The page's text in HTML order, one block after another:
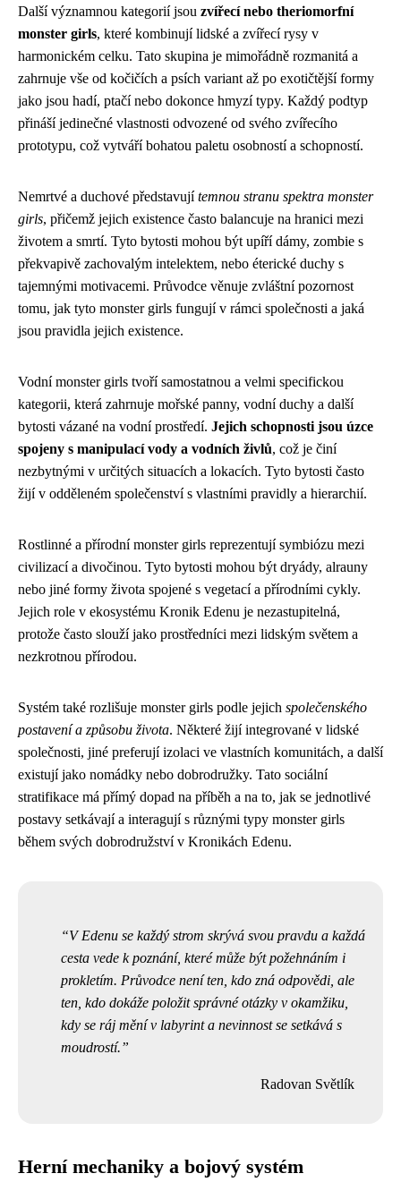
Další významnou kategorií jsou zvířecí nebo theriomorfní
monster girls, které kombinují lidské a zvířecí rysy v
harmonickém celku. Tato skupina je mimořádně rozmanitá a
zahrnuje vše od kočičích a psích variant až po exotičtější formy
jako jsou hadí, ptačí nebo dokonce hmyzí typy. Každý podtyp
přináší jedinečné vlastnosti odvozené od svého zvířecího
prototypu, což vytváří bohatou paletu osobností a schopností.
Nemrtvé a duchové představujítemnou stranu spektra monster
girls, přičemž jejich existence často balancuje na hranici mezi
životem a smrtí. Tyto bytosti mohou být upíří dámy, zombie s
překvapivě zachovalým intelektem, nebo éterické duchy s
tajemnými motivacemi. Průvodce věnuje zvláštní pozornost
tomu, jak tyto monster girls fungují v rámci společnosti a jaká
jsou pravidla jejich existence.
Vodní monster girls tvoří samostatnou a velmi specifickou
kategorii, která zahrnuje mořské panny, vodní duchy a další
bytosti vázané na vodní prostředí. Jejich schopnosti jsou úzce
spojeny s manipulací vody a vodních živlů, což je činí
nezbytnými v určitých situacích a lokacích. Tyto bytosti často
žijí v odděleném společenství s vlastními pravidly a hierarchií.
Rostlinné a přírodní monster girls reprezentují symbiózu mezi
civilizací a divočinou. Tyto bytosti mohou být dryády, alrauny
nebo jiné formy života spojené s vegetací a přírodními cykly.
Jejich role v ekosystému Kronik Edenu je nezastupitelná,
protože často slouží jako prostředníci mezi lidským světem a
nezkrotnou přírodou.
Systém také rozlišuje monster girls podle jejich společenského
postavení a způsobu života. Některé žijí integrované v lidské
společnosti, jiné preferují izolaci ve vlastních komunitách, a další
existují jako nomádky nebo dobrodružky. Tato sociální
stratifikace má přímý dopad na příběh a na to, jak se jednotlivé
postavy setkávají a interagují s různými typy monster girls
během svých dobrodružství v Kronikách Edenu.
V Edenu se každý strom skrývá svou pravdu a každá
cesta vede k poznání, které může být požehnáním i
prokletím. Průvodce není ten, kdo zná odpovědi, ale
ten, kdo dokáže položit správné otázky v okamžiku,
kdy se ráj mění v labyrint a nevinnost se setkává s
moudrostí.
Radovan Světlík
Herní mechaniky a bojový systém